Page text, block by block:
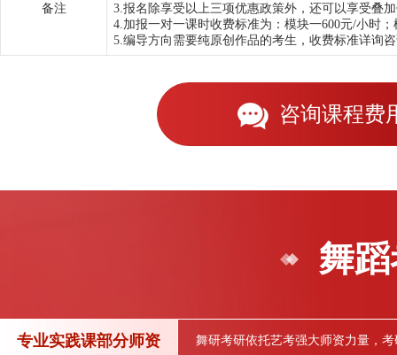
备注
3.报名除享受以上三项优惠政策外，还可以享受叠
4.加报一对一课时收费标准为：模块一600元/小时
5.编导方向需要纯原创作品的考生，收费标准详询
咨询课程费
舞
专业实践课部分师资 舞研考研依托艺考强大师资力量，